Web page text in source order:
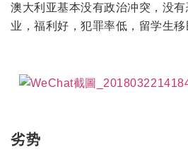
澳大利亚基本没有政治冲突，没
业，福利好，犯罪率低，留学生移
劣势